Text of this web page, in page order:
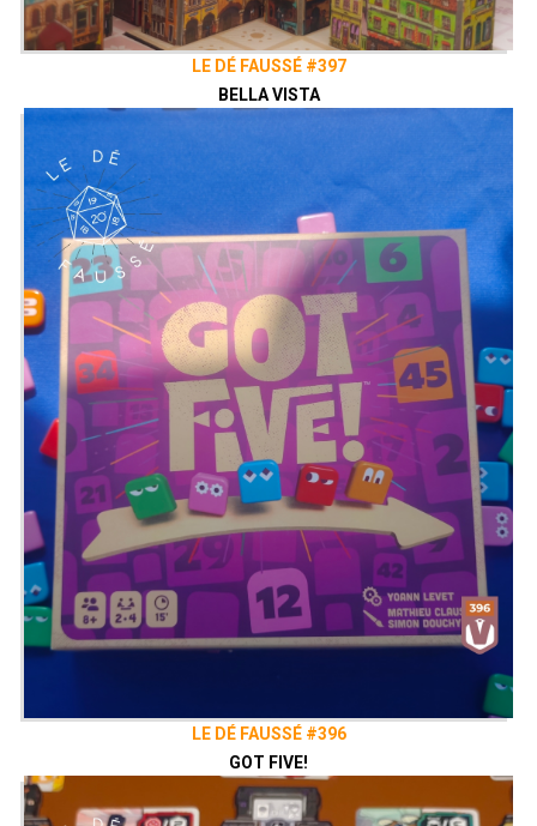
de notre collectif, le Vaisseau Hyper
Sensas !
patreon.com/vaisseauhypersensas
Découvrez également notre site
vaisseauhypersensas.fr
Rejoignez nous sur Discord!
https://discord.gg/uGxNp6n
LE DÉ FAUSSÉ #397
BELLA VISTA
LE DÉ FAUSSÉ #396
GOT FIVE!